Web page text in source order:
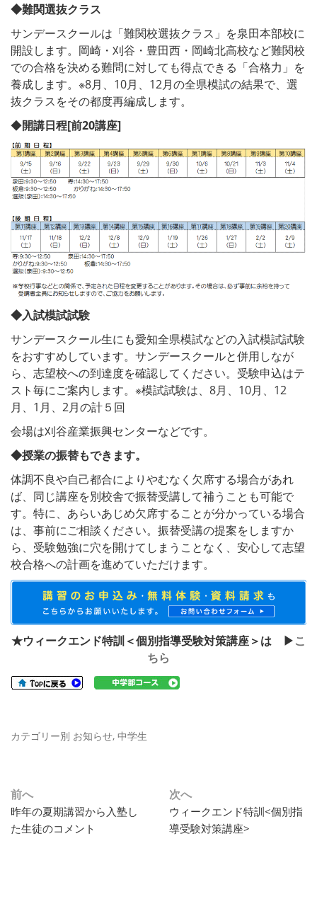
◆難関選抜クラス
サンデースクールは「難関校選抜クラス」を泉田本部校に
開設します。岡崎・刈谷・豊田西・岡崎北高校など難関校
での合格を決める難問に対しても得点できる「合格力」を
養成します。※8月、10月、12月の全県模試の結果で、選
抜クラスをその都度再編成します。
◆開講日程[前20講座]
◆入試模試試験
サンデースクール生にも愛知全県模試などの入試模試試験
をおすすめしています。サンデースクールと併用しなが
ら、志望校への到達度を確認してください。受験申込はテ
スト毎にご案内します。※模試試験は、8月、10月、12
月、1月、2月の計５回
会場は刈谷産業振興センターなどです。
◆授業の振替もできます。
体調不良や自己都合によりやむなく欠席する場合があれ
ば、同じ講座を別校舎で振替受講して補うことも可能で
す。特に、あらいあじめ欠席することが分かっている場合
は、事前にご相談ください。振替受講の提案をしますか
ら、受験勉強に穴を開けてしまうことなく、安心して志望
校合格への計画を進めていただけます。
★ウィークエンド特訓＜個別指導受験対策講座＞は ▶こ
ちら
カテゴリー別 お知らせ, 中学生
投
稿
前へ
過
去
昨年の夏期講習から入塾し
た生徒のコメント
次へ
次
の
ウィークエンド特訓<個別指
導受験対策講座>